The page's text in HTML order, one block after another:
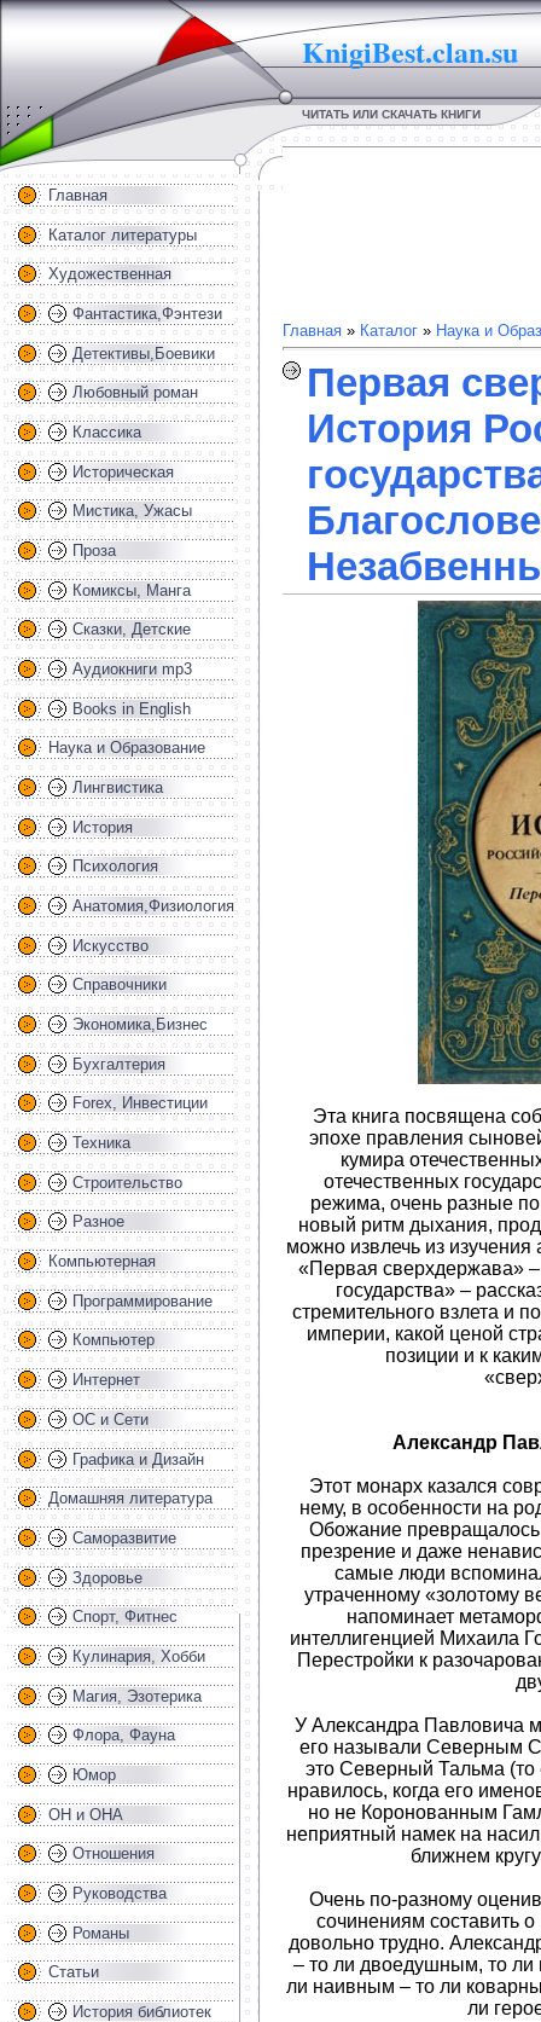
KnigiBest.clan.su
ЧИТАТЬ ИЛИ СКАЧАТЬ КНИГИ
Главная
Каталог литературы
Художественная
Фантастика,Фэнтези
Детективы,Боевики
Любовный роман
Классика
Историческая
Мистика, Ужасы
Проза
Комиксы, Манга
Сказки, Детские
Аудиокниги mp3
Books in English
Наука и Образование
Лингвистика
История
Психология
Анатомия,Физиология
Искусство
Справочники
Экономика,Бизнес
Бухгалтерия
Forex, Инвестиции
Техника
Строительство
Разное
Компьютерная
Программирование
Компьютер
Интернет
ОС и Сети
Графика и Дизайн
Домашняя литература
Саморазвитие
Здоровье
Спорт, Фитнес
Кулинария, Хобби
Магия, Эзотерика
Флора, Фауна
Юмор
ОН и ОНА
Отношения
Руководства
Романы
Статьи
История библиотек
Главная » Каталог » Наука и
Первая
История
Эта книга посвящена
эпохе правления
кумира
отечественных
режима, очень разные
новый ритм дыхания,
можно извлечь из изучения
«Первая сверхдержава»
государства» –
стремительного взлета и
империи, какой ценой
позиции и к
Александр
Этот монарх казался
нему, в особенности на
Обожание
презрение и даже
самые люди
утраченному «золотому
напоминает
интеллигенцией Михаила
Перестройки к
У Александра Павловича
его называли Северным
это Северный Тальма
нравилось, когда его
но не Коронованным
неприятный намек на
ближнем
Очень по-разному
сочинениям составить
довольно трудно.
– то ли двоедушным, то ли
ли наивным – то ли
ли